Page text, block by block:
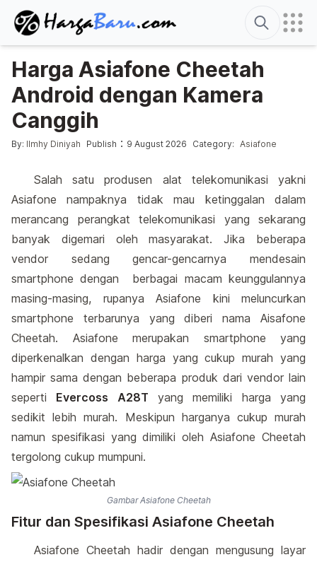
Search
Harga Asiafone Cheetah
Android dengan Kamera
Canggih
Posted by
By: Ilmhy Diniyah Publish : 9 August 2026 Posted in
Category: Asiafone
Salah satu produsen alat telekomunikasi yakni
Asiafone nampaknya tidak mau ketinggalan dalam
merancang perangkat telekomunikasi yang sekarang
banyak digemari oleh masyarakat. Jika beberapa
vendor sedang gencar-gencarnya mendesain
smartphone dengan berbagai macam keunggulannya
masing-masing, rupanya Asiafone kini meluncurkan
smartphone terbarunya yang diberi nama Aisafone
Cheetah. Asiafone merupakan smartphone yang
diperkenalkan dengan harga yang cukup murah yang
hampir sama dengan beberapa produk dari vendor lain
seperti Evercoss A28T yang memiliki harga yang
sedikit lebih murah. Meskipun harganya cukup murah
namun spesifikasi yang dimiliki oleh Asiafone Cheetah
tergolong cukup mumpuni.
Gambar Asiafone Cheetah
Fitur dan Spesifikasi Asiafone Cheetah
Asiafone Cheetah hadir dengan mengusung layar